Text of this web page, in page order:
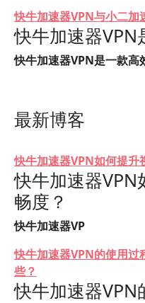
快牛加速器VPN与小二加
快牛加速器VPN
快牛加速器VPN是一款高
最新博客
快牛加速器VPN如何提升
快牛加速器
畅度？
快牛加速器VP
快牛加速器VPN的使用过
些？
快牛加速器VPN